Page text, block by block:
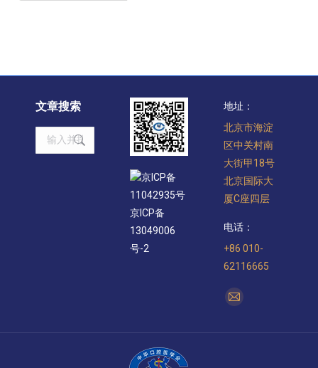
文章搜索
Search:
京ICP备
11042935号
京ICP备
13049006
号-2
地址：
北京市海淀
区中关村南
大街甲18号
北京国际大
厦C座四层
电话：
+86 010-
62116665
找到我们：
Mail